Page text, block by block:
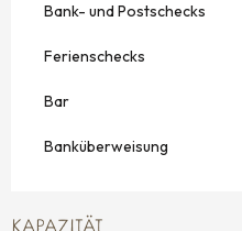
Bank- und Postschecks
Ferienschecks
Bar
Banküberweisung